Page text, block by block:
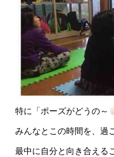
特に「ポーズがどうの～
みんなとこの時間を、過
最中に自分と向き合える